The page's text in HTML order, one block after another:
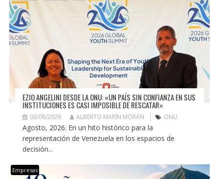
EZIO ANGELINI DESDE LA ONU: «UN PAÍS SIN CONFIANZA EN SUS
INSTITUCIONES ES CASI IMPOSIBLE DE RESCATAR»
03/08/2026 ALBERTO MARÍN MORÁN ONU
Agosto, 2026. En un hito histórico para la
representación de Venezuela en los espacios de
decisión...
Empresas